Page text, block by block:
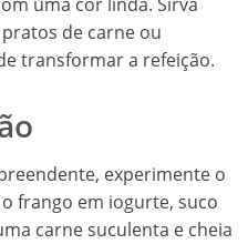
de carne ou
transformar a refeição.
experimente o
frango em iogurte, suco
carne suculenta e cheia